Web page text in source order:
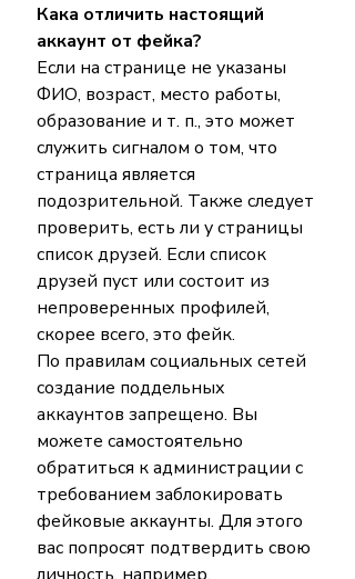
Кака отличить настоящий
аккаунт от фейка?
Если на странице не указаны
ФИО, возраст, место работы,
образование и т. п., это может
служить сигналом о том, что
страница является
подозрительной. Также следует
проверить, есть ли у страницы
список друзей. Если список
друзей пуст или состоит из
непроверенных профилей,
скорее всего, это фейк.
По правилам социальных сетей
создание поддельных
аккаунтов запрещено. Вы
можете самостоятельно
обратиться к администрации с
требованием заблокировать
фейковые аккаунты. Для этого
вас попросят подтвердить свою